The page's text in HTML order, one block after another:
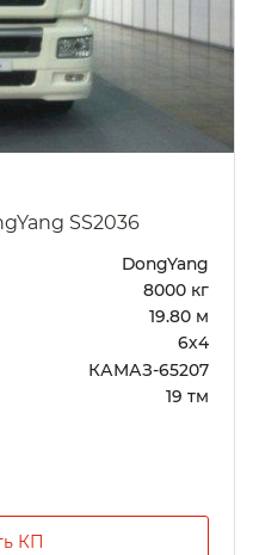
SS2036
DongYang
8000 кг
19.80 м
6х4
КАМАЗ-65207
19 тм
КП